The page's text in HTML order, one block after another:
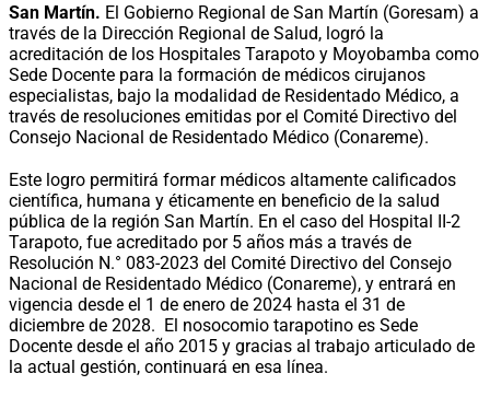
San Martín. El Gobierno Regional de San Martín (Goresam) a
través de la Dirección Regional de Salud, logró la
acreditación de los Hospitales Tarapoto y Moyobamba como
Sede Docente para la formación de médicos cirujanos
especialistas, bajo la modalidad de Residentado Médico, a
través de resoluciones emitidas por el Comité Directivo del
Consejo Nacional de Residentado Médico (Conareme).
Este logro permitirá formar médicos altamente calificados
científica, humana y éticamente en beneficio de la salud
pública de la región San Martín. En el caso del Hospital II-2
Tarapoto, fue acreditado por 5 años más a través de
Resolución N.° 083-2023 del Comité Directivo del Consejo
Nacional de Residentado Médico (Conareme), y entrará en
vigencia desde el 1 de enero de 2024 hasta el 31 de
diciembre de 2028. El nosocomio tarapotino es Sede
Docente desde el año 2015 y gracias al trabajo articulado de
la actual gestión, continuará en esa línea.